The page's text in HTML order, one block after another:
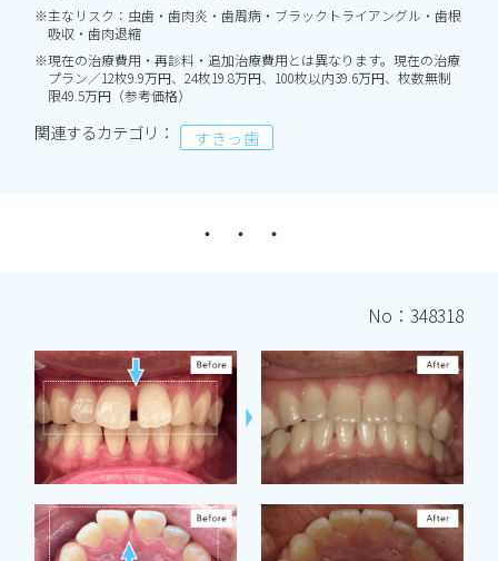
※主なリスク：虫歯・歯肉炎・歯周病・ブラックトライアングル・歯根
吸収・歯肉退縮
※現在の治療費用・再診料・追加治療費用とは異なります。現在の治療
プラン／12枚9.9万円、24枚19.8万円、100枚以内39.6万円、枚数無制
限49.5万円（参考価格）
関連するカテゴリ： すきっ歯
No：348318